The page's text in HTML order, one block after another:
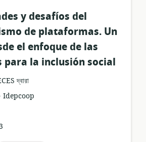
y desafíos del
de plataformas. Un
el enfoque de las
para la inclusión social
দ্বারা
. Idepcoop